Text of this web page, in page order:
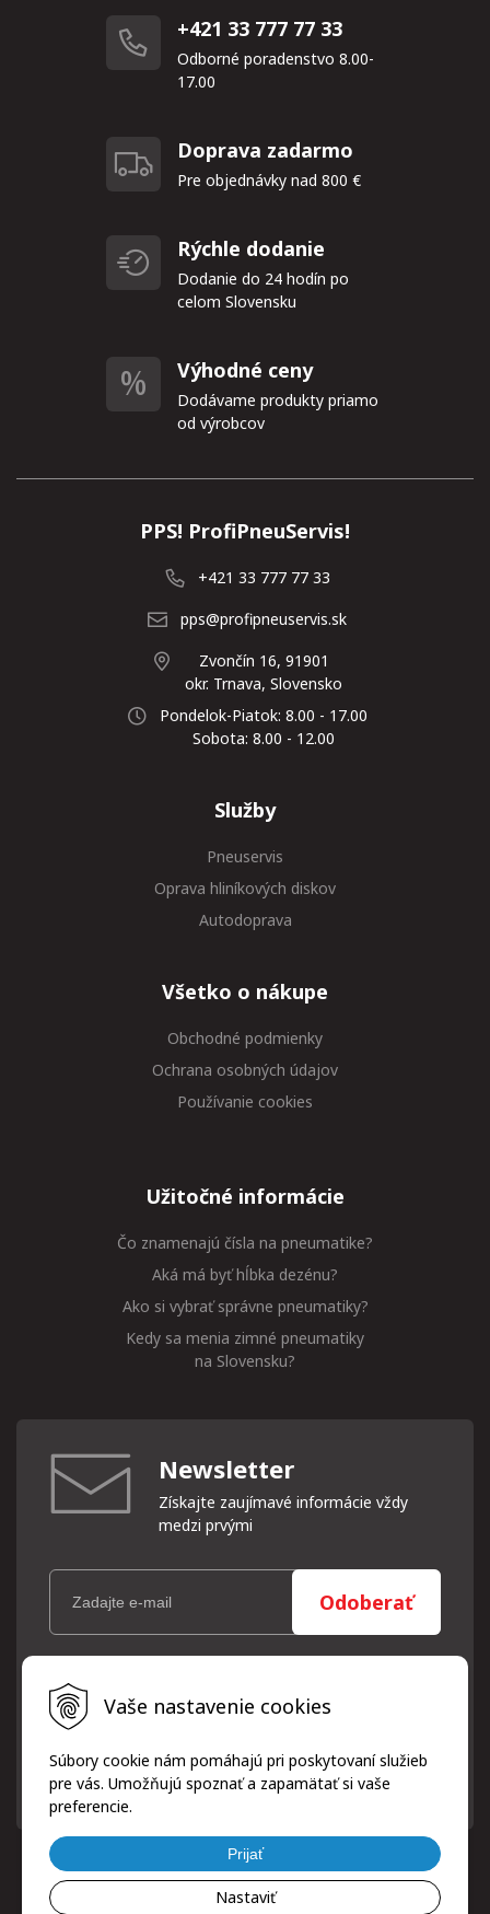
Vaše nastavenie cookies
Súbory cookie nám pomáhajú pri poskytovaní služieb
pre vás. Umožňujú spoznať a zapamätať si vaše
preferencie.
Prijať
Nastaviť
+421 33 777 77 33
Odborné poradenstvo 8.00-
17.00
Doprava zadarmo
Pre objednávky nad 800 €
Rýchle dodanie
Dodanie do 24 hodín po
celom Slovensku
Výhodné ceny
Dodávame produkty priamo
od výrobcov
PPS! ProfiPneuServis!
+421 33 777 77 33
pps@profipneuservis.sk
Zvončín 16, 91901
okr. Trnava, Slovensko
Pondelok-Piatok: 8.00 - 17.00
Sobota: 8.00 - 12.00
Služby
Pneuservis
Oprava hliníkových diskov
Autodoprava
Všetko o nákupe
Obchodné podmienky
Ochrana osobných údajov
Používanie cookies
Užitočné informácie
Čo znamenajú čísla na pneumatike?
Aká má byť hĺbka dezénu?
Ako si vybrať správne pneumatiky?
Kedy sa menia zimné pneumatiky
na Slovensku?
Newsletter
Získajte zaujímavé informácie vždy
medzi prvými
Odoberať
Vaše osobné údaje (email) budeme spracovávať len za týmto
účelom v súlade s platnou legislatívou a zásadami ochrany
osobných údajov. Súhlas potvrdíte kliknutím na odkaz, ktorý
písomne, emailom alebo kliknutím na odkaz z ktoréhokoľvek
informačného emailu.
© 2026 ProfiPneuServis!